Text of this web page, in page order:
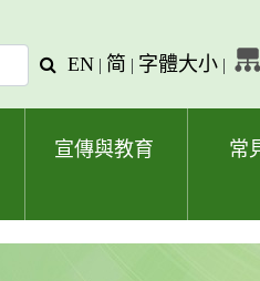
查
字
EN | 简 | 字體大小 |
宣傳與教育 常